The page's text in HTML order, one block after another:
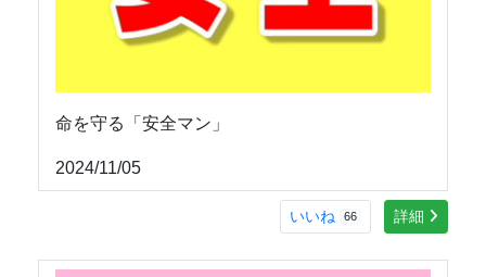
命を守る「安全マン」
2024/11/05
いいね 66 詳細